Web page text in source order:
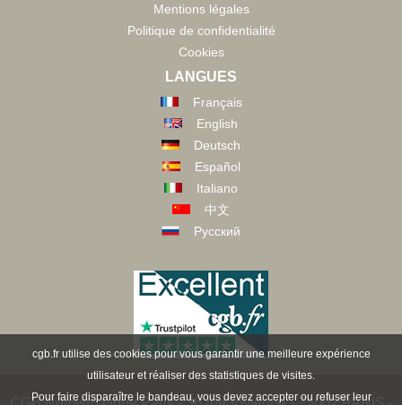
Mentions légales
Politique de confidentialité
Cookies
LANGUES
Français
English
Deutsch
Español
Italiano
中文
Русский
cgb.fr utilise des cookies pour vous garantir une meilleure expérience
utilisateur et réaliser des statistiques de visites.
Pour faire disparaître le bandeau, vous devez accepter ou refuser leur